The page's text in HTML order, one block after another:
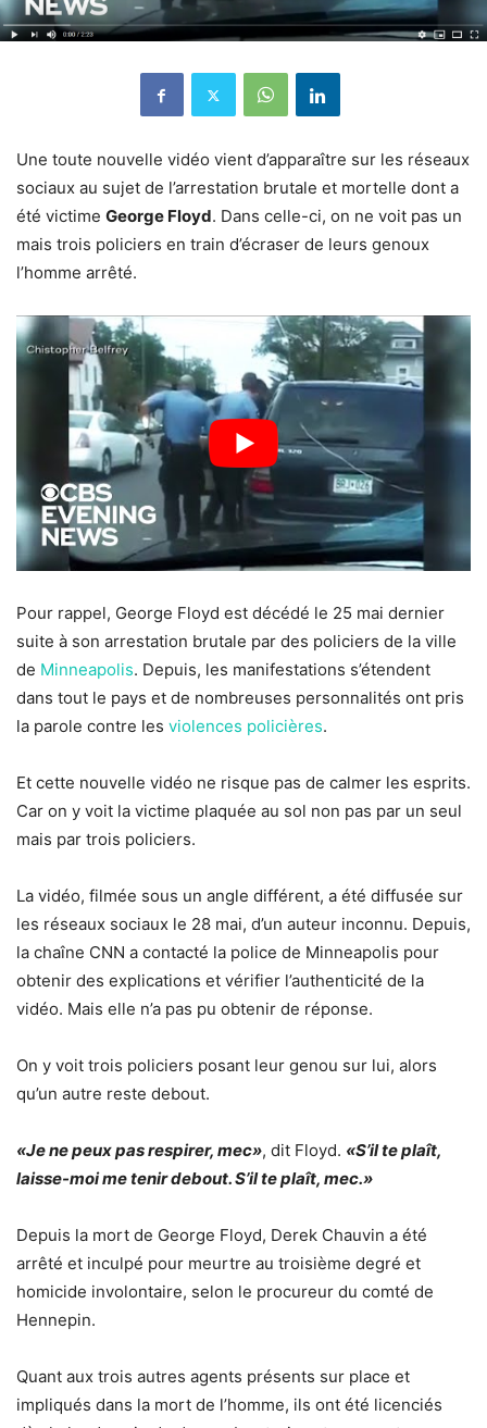
Une toute nouvelle vidéo vient d’apparaître sur les réseaux
sociaux au sujet de l’arrestation brutale et mortelle dont a
été victime George Floyd. Dans celle-ci, on ne voit pas un
mais trois policiers en train d’écraser de leurs genoux
l’homme arrêté.
Pour rappel, George Floyd est décédé le 25 mai dernier
suite à son arrestation brutale par des policiers de la ville
de Minneapolis. Depuis, les manifestations s’étendent
dans tout le pays et de nombreuses personnalités ont pris
la parole contre les violences policières.
Et cette nouvelle vidéo ne risque pas de calmer les esprits.
Car on y voit la victime plaquée au sol non pas par un seul
mais par trois policiers.
La vidéo, filmée sous un angle différent, a été diffusée sur
les réseaux sociaux le 28 mai, d’un auteur inconnu. Depuis,
la chaîne CNN a contacté la police de Minneapolis pour
obtenir des explications et vérifier l’authenticité de la
vidéo. Mais elle n’a pas pu obtenir de réponse.
On y voit trois policiers posant leur genou sur lui, alors
qu’un autre reste debout.
«Je ne peux pas respirer, mec», dit Floyd. «S’il te plaît,
laisse-moi me tenir debout. S’il te plaît, mec.»
Depuis la mort de George Floyd, Derek Chauvin a été
arrêté et inculpé pour meurtre au troisième degré et
homicide involontaire, selon le procureur du comté de
Hennepin.
Quant aux trois autres agents présents sur place et
impliqués dans la mort de l’homme, ils ont été licenciés